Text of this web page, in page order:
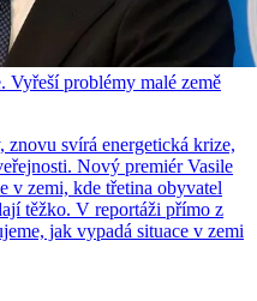
Vyřeší problémy malé země
svírá energetická krize,
Nový premiér Vasile
v zemi, kde třetina obyvatel
těžko. V reportáži přímo z
jak vypadá situace v zemi